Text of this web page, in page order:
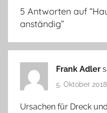
5 Antworten auf “
anständig”
Frank Adler
5. Oktober
Ursachen für Dreck